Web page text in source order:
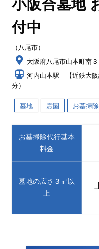
小阪合墓地
付中
（八尾市）
大阪府八尾市山本町南３
河内山本駅 【近鉄大
分）
墓地 霊園 お墓掃
お墓掃除代行基本
料金
墓地の広さ３㎡以
上